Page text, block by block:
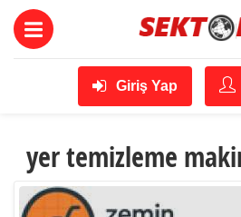
Giriş Yap
yer temizleme